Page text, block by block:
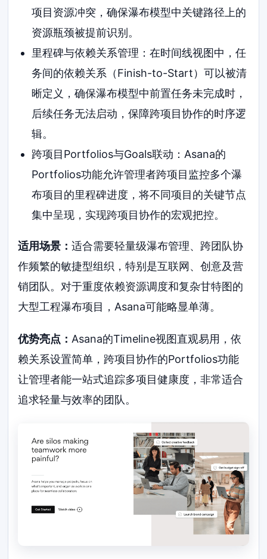
项目资源冲突，确保瀑布模型中关键路径上的
资源瓶颈被提前识别。
里程碑与依赖关系管理：在时间线视图中，任
务间的依赖关系（Finish-to-Start）可以被清
晰定义，确保瀑布模型中前置任务未完成时，
后续任务无法启动，保障跨项目协作的时序逻
辑。
跨项目Portfolios与Goals联动：Asana的
Portfolios功能允许管理者跨项目监控多个瀑
布项目的里程碑进度，将不同项目的关键节点
集中呈现，实现跨项目协作的宏观把控。
适用场景：适合需要轻量级瀑布管理、跨团队协
作频繁的敏捷型组织，特别是互联网、创意及营
销团队。对于重度依赖资源调度和复杂甘特图的
大型工程瀑布项目，Asana可能略显单薄。
优势亮点： Asana的Timeline视图直观易用，依
赖关系设置简单，跨项目协作的Portfolios功能
让管理者能一站式追踪多项目健康度，非常适合
追求轻量与效率的团队。